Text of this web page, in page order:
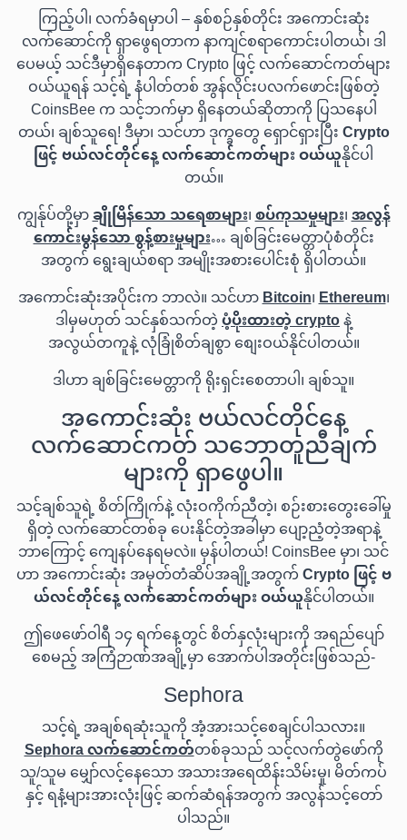
ကြည့်ပါ၊ လက်ခံရမှာပါ – နှစ်စဉ်နှစ်တိုင်း အကောင်းဆုံး
လက်ဆောင်ကို ရှာဖွေရတာက နာကျင်စရာကောင်းပါတယ်၊ ဒါ
ပေမယ့် သင်ဒီမှာရှိနေတာက Crypto ဖြင့် လက်ဆောင်ကတ်များ
ဝယ်ယူရန် သင့်ရဲ့ နံပါတ်တစ် အွန်လိုင်းပလက်ဖောင်းဖြစ်တဲ့
CoinsBee က သင့်ဘက်မှာ ရှိနေတယ်ဆိုတာကို ပြသနေပါ
တယ်၊ ချစ်သူရေ! ဒီမှာ၊ သင်ဟာ ဒုက္ခတွေ ရှောင်ရှားပြီးCrypto
ဖြင့် ဗယ်လင်တိုင်နေ့ လက်ဆောင်ကတ်များ ဝယ်ယူနိုင်ပါ
တယ်။
ကျွန်ုပ်တို့မှာချိုမြိန်သော သရေစာများ၊စပ်ကုသမှုများ၊အလွန်
ကောင်းမွန်သော စွန့်စားမှုများ… ချစ်ခြင်းမေတ္တာပုံစံတိုင်း
အတွက် ရွေးချယ်စရာ အမျိုးအစားပေါင်းစုံ ရှိပါတယ်။
အကောင်းဆုံးအပိုင်းက ဘာလဲ။ သင်ဟာBitcoin၊Ethereum၊
ဒါမှမဟုတ် သင်နှစ်သက်တဲ့ပံ့ပိုးထားတဲ့ cryptoနဲ့
အလွယ်တကူနဲ့ လုံခြုံစိတ်ချစွာ စျေးဝယ်နိုင်ပါတယ်။
ဒါဟာ ချစ်ခြင်းမေတ္တာကို ရိုးရှင်းစေတာပါ၊ ချစ်သူ။
အကောင်းဆုံး ဗယ်လင်တိုင်နေ့
လက်ဆောင်ကတ် သဘောတူညီချက်
များကို ရှာဖွေပါ။
သင့်ချစ်သူရဲ့ စိတ်ကြိုက်နဲ့ လုံးဝကိုက်ညီတဲ့၊ စဉ်းစားတွေးခေါ်မှု
ရှိတဲ့ လက်ဆောင်တစ်ခု ပေးနိုင်တဲ့အခါမှာ ပျော့ညံ့တဲ့အရာနဲ့
ဘာကြောင့် ကျေနပ်နေရမလဲ။ မှန်ပါတယ်! CoinsBee မှာ၊ သင်
ဟာ အကောင်းဆုံး အမှတ်တံဆိပ်အချို့အတွက်Crypto ဖြင့် ဗ
ယ်လင်တိုင်နေ့ လက်ဆောင်ကတ်များ ဝယ်ယူနိုင်ပါတယ်။
ဤဖေဖော်ဝါရီ ၁၄ ရက်နေ့တွင် စိတ်နှလုံးများကို အရည်ပျော်
စေမည့် အကြံဉာဏ်အချို့မှာ အောက်ပါအတိုင်းဖြစ်သည်-
Sephora
သင့်ရဲ့ အချစ်ရဆုံးသူကို အံ့အားသင့်စေချင်ပါသလား။
Sephora လက်ဆောင်ကတ်တစ်ခုသည် သင့်လက်တွဲဖော်ကို
သူ/သူမ မျှော်လင့်နေသော အသားအရေထိန်းသိမ်းမှု၊ မိတ်ကပ်
နှင့် ရနံ့များအားလုံးဖြင့် ဆက်ဆံရန်အတွက် အလွန်သင့်တော်
ပါသည်။